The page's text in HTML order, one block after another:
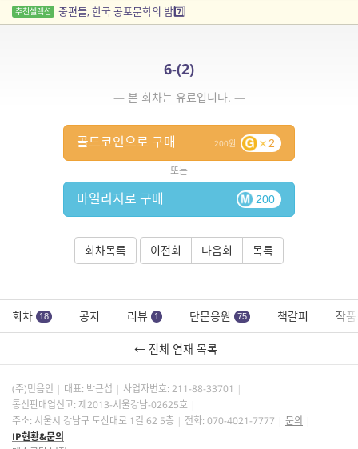
추천셀렉션 중편들, 한국 공포문학의 밤7️⃣
6-(2)
— 본 회차는 유료입니다. —
200 2
골드코인으로 구매
또는
200
마일리지로 구매
회차목록 이전회 다음회 목록
회차 18 공지 리뷰 1 단문응원 75 책갈피 작
← 전체 연재 목록
(주)민음인 대표: 박근섭 사업자번호: 211-88-33701
통신판매업신고: 제2013-서울강남-02625호
주소: 서울시 강남구 도산대로 1길 62 5층
전화: 070-4021-7777
문의
IP현황&문의